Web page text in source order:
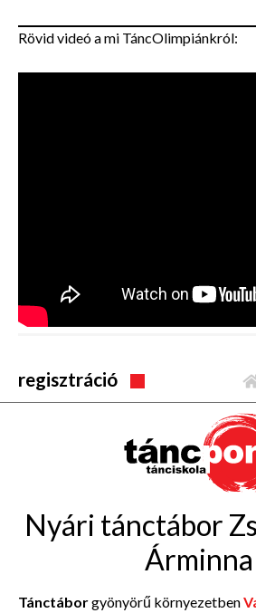
Rövid videó a mi TáncOlimpiánkról:
regisztráció
Nyári tánctábor
Tánctáborgyönyörű környezetben